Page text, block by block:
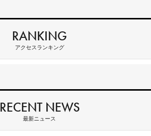
RANKING
アクセスランキング
RECENT NEWS
最新ニュース